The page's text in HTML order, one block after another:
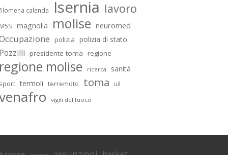
calenda Isernia lavoro
M5S magnolia molise neuromed
polizia polizia di stato
Pozzilli presidente toma regione
regione molise ricerca sanità
sport termoli terremoto toma uil
vigili del fuoco